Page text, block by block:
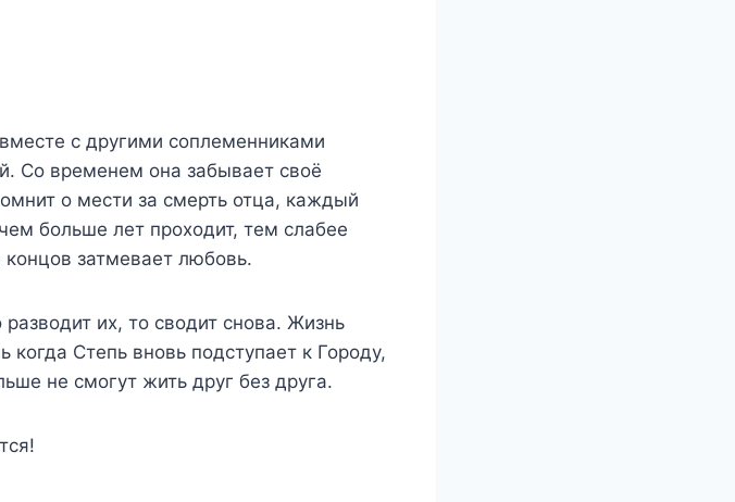
с другими соплеменниками
Со временем она забывает своё
о мести за смерть отца, каждый
больше лет проходит, тем слабее
концов затмевает любовь.
их, то сводит снова. Жизнь
Степь вновь подступает к Городу,
не смогут жить друг без друга.